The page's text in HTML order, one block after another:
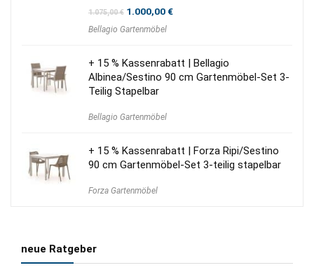
1.075,00€ Ursprünglicher
war:
1.000,00€Aktueller
Bellagio Gartenmöbel
+ 15 % Kassenrabatt | Bellagio
Albinea/Sestino 90 cm Gartenmöbel-Set 3-
Teilig Stapelbar
Bellagio Gartenmöbel
+ 15 % Kassenrabatt | Forza Ripi/Sestino
90 cm Gartenmöbel-Set 3-teilig stapelbar
Forza Gartenmöbel
neue Ratgeber